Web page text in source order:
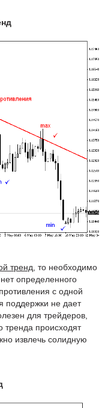
тренд , то необходимо
определенного
с одной
поддержки не дает
для трейдеров,
тренда происходят
извлечь солидную